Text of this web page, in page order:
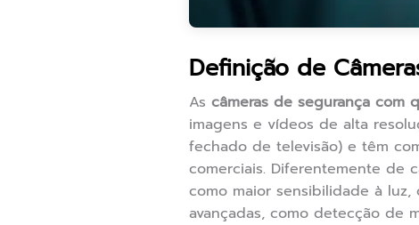
Definição de
As câmeras de segurança com
imagens e vídeos de alta
fechado de televisão) e têm
comerciais. Diferentemente de
como maior sensibilidade à
avançadas, como detecção de